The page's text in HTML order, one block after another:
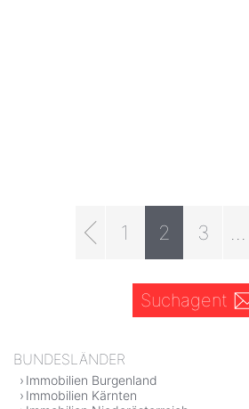
1 2 3
Suchagent
BUNDESLÄNDER
Immobilien Burgenland
Immobilien Kärnten